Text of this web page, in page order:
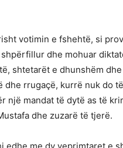
votimin e fshehtë, si
dhe mohuar
shtetarët e dhunshëm
dhe rrugaçë, kurrë nuk do
një mandat të dytë as të
dhe zuzarë të tjerë.